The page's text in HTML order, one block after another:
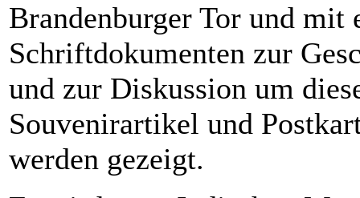
Brandenburger Tor und mit
Schriftdokumenten zur
und zur Diskussion um
Souvenirartikel und
werden gezeigt.